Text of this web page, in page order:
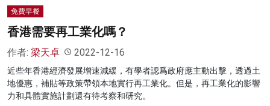
免費早餐
香港需要再工業化嗎？
作者: 梁天卓 2022-12-16
近些年香港經濟發展增速減緩，有學者認爲政府應主動出擊，透過土
地優惠，補貼等政策帶領本地實行再工業化。但是，再工業化的影響
力和具體實施計劃還有待考察和研究。